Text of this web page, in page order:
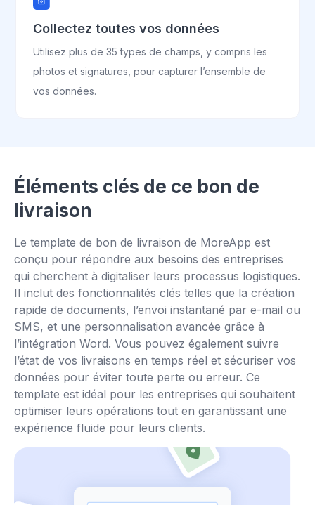
Collectez toutes vos données
Utilisez plus de 35 types de champs, y compris les
photos et signatures, pour capturer l’ensemble de
vos données.
Éléments clés de ce bon de
livraison
Le template de bon de livraison de MoreApp est
conçu pour répondre aux besoins des entreprises
qui cherchent à digitaliser leurs processus logistiques.
Il inclut des fonctionnalités clés telles que la création
rapide de documents, l’envoi instantané par e-mail ou
SMS, et une personnalisation avancée grâce à
l’intégration Word. Vous pouvez également suivre
l’état de vos livraisons en temps réel et sécuriser vos
données pour éviter toute perte ou erreur. Ce
template est idéal pour les entreprises qui souhaitent
optimiser leurs opérations tout en garantissant une
expérience fluide pour leurs clients.